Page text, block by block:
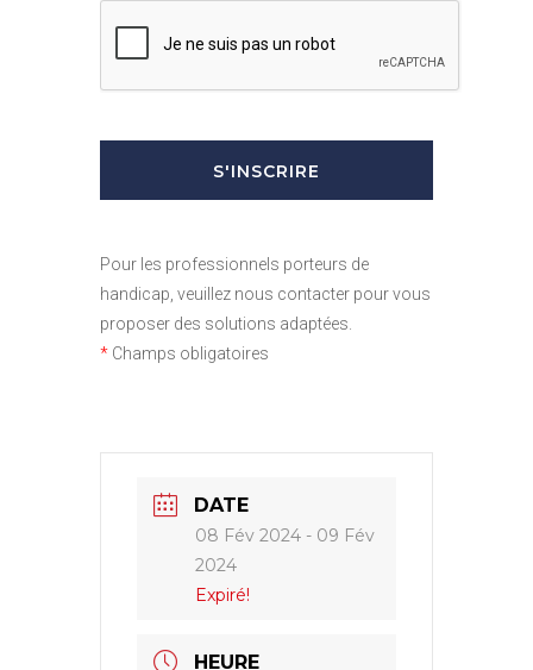
Pour les professionnels porteurs de
handicap, veuillez nous contacter pour vous
proposer des solutions adaptées.
* Champs obligatoires
DATE
08 Fév 2024 - 09 Fév
2024
Expiré!
HEURE